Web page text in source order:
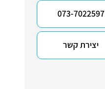
073-7022597
יצירת קשר